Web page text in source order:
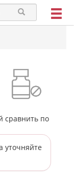
сравнить по
уточняйте